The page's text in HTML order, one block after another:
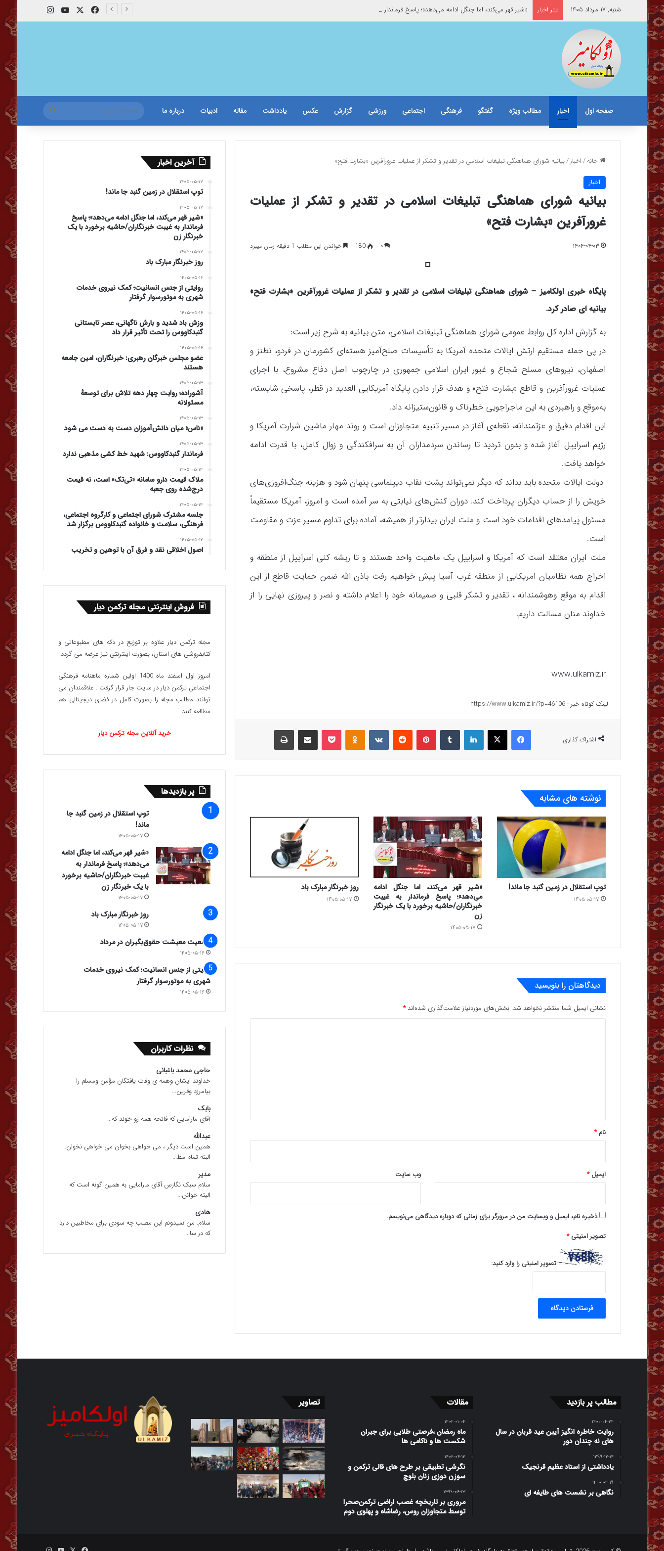
شنبه, ۱۷ مرداد ۱۴۰۵ تیتر اخبار «شیر قهر می‌کند، اما جنگل ادامه می‌دهد»؛ پاسخ فرماندار به غیبت خبرنگاران/حاشیه برخورد با یک خبرنگار زن فیس بوکیوتیوباینستاگرام
صفحه اول اخبار مطالب ویژه گفتگو فرهنگی اجتماعی ورزشی گزارش عکس یادداشت مقاله ادبیات درباره ما
جستجو
برای
خانه/اخبار/بیانیه شورای هماهنگی تبلیغات اسلامی در تقدیر و تشکر از عملیات غرورآفرین «بشارت فتح»
اخبار
بیانیه شورای هماهنگی تبلیغات اسلامی در تقدیر و تشکر از عملیات
غرورآفرین «بشارت فتح»
۱۴۰۴-۰۴-۰۳ ۰ 180 خواندن این مطلب 1 دقیقه زمان میبرد
پایگاه خبری اولکامیز – شورای هماهنگی تبلیغات اسلامی در تقدیر و تشکر از عملیات غرورآفرین «بشارت فتح»
بیانیه ای صادر کرد.
به گزارش اداره کل روابط عمومی شورای هماهنگی تبلیغات اسلامی، متن بیانیه به شرح زیر است:
در پی حمله مستقیم ارتش ایالات متحده آمریکا به تأسیسات صلح‌آمیز هسته‌ای کشورمان در فردو، نطنز و
اصفهان، نیروهای مسلح شجاع و غیور ایران اسلامی جمهوری در چارچوب اصل دفاع مشروع، با اجرای
عملیات غرورآفرین و قاطع «بشارت فتح» و هدف قرار دادن پایگاه آمریکایی العدید در قطر، پاسخی شایسته،
به‌موقع و راهبردی به این ماجراجویی خطرناک و قانون‌ستیزانه داد.
این اقدام دقیق و عزتمندانه، نقطه‌ی آغاز در مسیر تنبیه متجاوزان است و روند مهار ماشین شرارت آمریکا و
رژیم اسراییل آغاز شده و بدون تردید تا رساندن سردمداران آن به سرافکندگی و زوال کامل، با قدرت ادامه
خواهد یافت.
دولت ایالات متحده باید بداند که دیگر نمی‌تواند پشت نقاب دیپلماسی پنهان شود و هزینه‌ جنگ‌افروزی‌های
خویش را از حساب دیگران پرداخت کند. دوران کنش‌های نیابتی به سر آمده است و امروز، آمریکا مستقیماً
مسئول پیامدهای اقدامات خود است و ملت ایران بیدارتر از همیشه، آماده‌ برای تداوم مسیر عزت و مقاومت
است.
ملت ایران معتقد است که آمریکا و اسراییل یک ماهیت واحد هستند و تا ریشه کنی اسراییل از منطقه و
اخراج همه نظامیان امریکایی از منطقه غرب آسیا پیش خواهیم رفت باذن الله ضمن حمایت قاطع از این
اقدام به موقع وهوشمندانه ، تقدیر و تشکر قلبی و صمیمانه خود را اعلام داشته و نصر و پیروزی نهایی را از
خداوند منان مسالت داریم.
www.ulkamiz.ir
لینک کوتاه خبر : https://www.ulkamiz.ir/?p=46106
اشتراک گذاری
فیس بوک X لینکدین ‫پین‌ترست ‫رددیت پاکت اشتراک گذاری از طریق ایمیل
نوشته های مشابه
توپ استقلال در زمین گنبد جا ماند!
۱۴۰۵-۰۵-۱۷
«شیر قهر می‌کند، اما جنگل ادامه
می‌دهد»؛ پاسخ فرماندار به غیبت
خبرنگاران/حاشیه برخورد با یک خبرنگار
زن
۱۴۰۵-۰۵-۱۷
روز خبرنگار مبارک باد
۱۴۰۵-۰۵-۱۷
دیدگاهتان را بنویسید
نشانی ایمیل شما منتشر نخواهد شد. بخش‌های موردنیاز علامت‌گذاری شده‌اند*
نام*
ایمیل* وب‌ سایت
ذخیره نام، ایمیل و وبسایت من در مرورگر برای زمانی که دوباره دیدگاهی می‌نویسم.
تصویر امنیتی*
تصویر امنیتی را وارد کنید:
آخرین اخبار
۱۴۰۵-۰۵-۱۷
توپ استقلال در زمین گنبد جا ماند!
۱۴۰۵-۰۵-۱۷
«شیر قهر می‌کند، اما جنگل ادامه می‌دهد»؛ پاسخ
فرماندار به غیبت خبرنگاران/حاشیه برخورد با یک
خبرنگار زن
۱۴۰۵-۰۵-۱۷
روز خبرنگار مبارک باد
۱۴۰۵-۰۵-۱۶
روایتی از جنس انسانیت؛ کمک نیروی خدمات
شهری به موتورسوار گرفتار
۱۴۰۵-۰۵-۱۶
وزش باد شدید و بارش ناگهانی، عصر تابستانی
گنبدکاووس را تحت تأثیر قرار داد
۱۴۰۵-۰۵-۱۶
عضو مجلس خبرگان رهبری: خبرنگاران، امین جامعه
هستند
۱۴۰۵-۰۵-۱۳
آشوراده؛ روایت چهار دهه تلاش برای توسعهٔ
مسئولانه
۱۴۰۵-۰۵-۱۳
«ناس» میان دانش‌آموزان دست به دست می شود
۱۴۰۵-۰۵-۱۳
فرماندار گنبدکاووس: شهید خط کشی مذهبی ندارد
۱۴۰۵-۰۵-۱۳
ملاک قیمت دارو سامانه «تی‌تک» است، نه قیمت
درج‌شده روی جعبه
۱۴۰۵-۰۵-۱۳
جلسه مشترک شورای اجتماعی و کارگروه اجتماعی،
فرهنگی، سلامت و خانواده گنبدکاووس برگزار شد
۱۴۰۵-۰۵-۱۲
اصول اخلاقی نقد و فرق آن با توهین و تخریب
فروش اینترنتی مجله ترکمن دیار
مجله ترکمن دیار علاوه بر توزیع در دکه های مطبوعاتی و
کتابفروشی های استان، بصورت اینترنتی نیز عرضه می گردد.‌
امروز اول اسفند ماه 1400 اولین شماره ماهنامه فرهنگی
اجتماعی ترکمن دیار در سایت جار قرار گرفت . علاقمندان می
توانند مطالب مجله را بصورت کامل در فضای دیجیتالی هم
مطالعه کنند.
خرید آنلاین مجله ترکمن دیار
پر بازدیدها
توپ استقلال در زمین گنبد جا
ماند!
۱۴۰۵-۰۵-۱۷
«شیر قهر می‌کند، اما جنگل ادامه
می‌دهد»؛ پاسخ فرماندار به
غیبت خبرنگاران/حاشیه برخورد
با یک خبرنگار زن
۱۴۰۵-۰۵-۱۷
روز خبرنگار مبارک باد
۱۴۰۵-۰۵-۱۷
وضعیت معیشت حقوق‌بگیران در مرداد
۱۴۰۵-۰۵-۱۶
روایتی از جنس انسانیت؛ کمک نیروی خدمات
شهری به موتورسوار گرفتار
۱۴۰۵-۰۵-۱۶
نظرات کاربران
حاجی محمد باغبانی
خداوند ایشان وهمه ی وفات یافتگان مؤمن ومسلم را
بیامرزد وقرین...
بابک
آقای مارامایی که فاتحه همه رو خوند که...
عبدالله
همین است دیگر ، می خواهی بخوان می خواهی نخوان.
البته تمام مط...
مدیر
سلام سبک نگارس آقای مارامایی به همین گونه است که
الیته خوانن...
هادی
سلام. من نمیدونم این مطلب چه سودی برای مخاطبین دارد
که در سا...
مطالب پر بازدید
۱۴۰۰-۰۴-۲۴
روایت خاطره انگیز آیین عید قربان در سال
های نه چندان دور
۱۳۹۹-۱۲-۱۴
یادداشتی از استاد عظیم قرنجیک
۱۴۰۰-۰۳-۱۹
نگاهی بر نشست های طایفه ای
مقالات
۱۴۰۲-۰۱-۰۴
ماه رمضان ،فرصتی طلایی برای جبران
شکست ها و ناکامی ها
۱۴۰۲-۰۴-۱۲
نگرشی تطبیقی بر طرح ­های قالی ترکمن و
سوزن دوزی زنان بلوچ
۱۳۹۹-۰۶-۱۳
مروری بر تاریخچه غصب اراضی ترکمن‌صحرا
توسط متجاوزان روس، رضاشاه و پهلوی دوم
تصاویر